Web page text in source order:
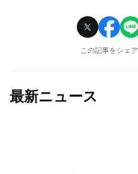
この記事をシェア
最新ニュース